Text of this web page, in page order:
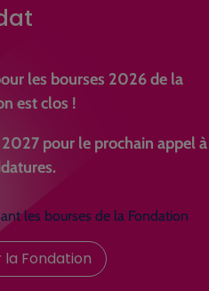
les bourses 2026 de la
est clos !
pour le prochain appel à
les bourses de la Fondation
Fondation